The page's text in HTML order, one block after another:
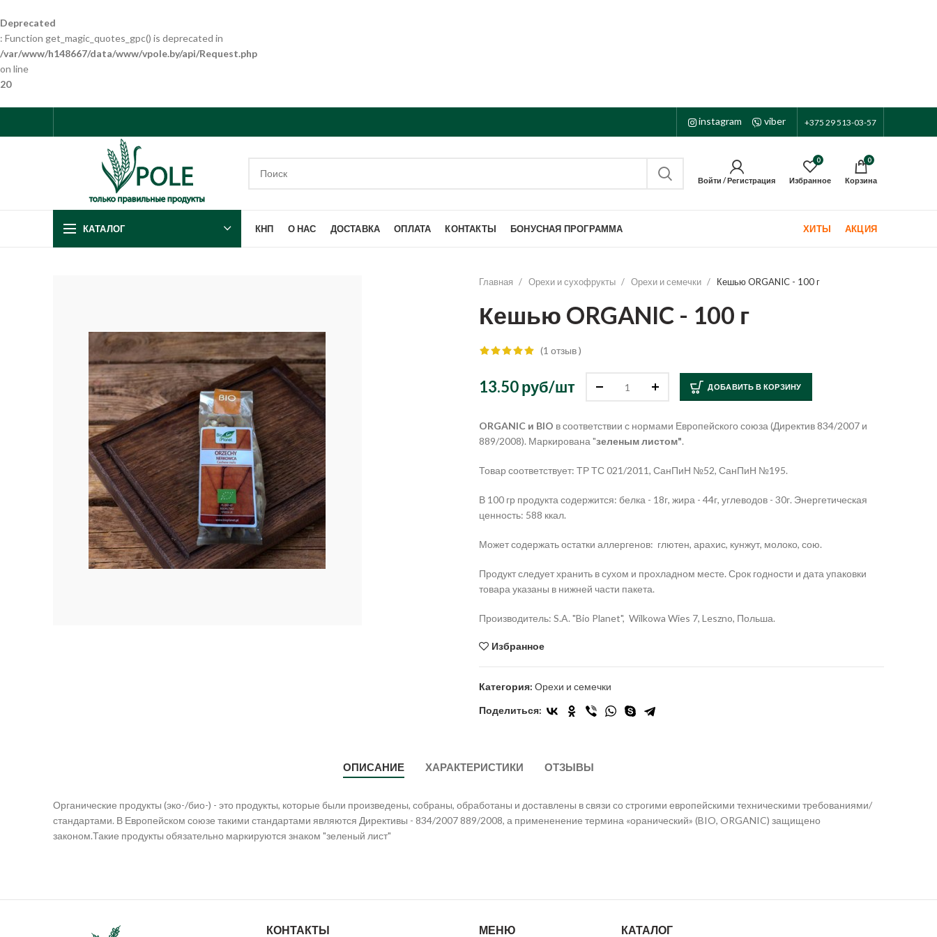
Deprecated
: Function get_magic_quotes_gpc() is deprecated in
/var/www/h148667/data/www/vpole.by/api/Request.php
on line
20
instagram viber +375 29 513-03-57
Войти / Регистрация
0
Избранное
0
Корзина
КАТАЛОГ КНП О НАС ДОСТАВКА ОПЛАТА КОНТАКТЫ БОНУСНАЯ ПРОГРАММА ХИТЫ АКЦИЯ
Главная Орехи и сухофрукты Орехи и семечки Кешью ORGANIC - 100 г
Кешью ORGANIC - 100 г
(1 отзыв )
13.50 руб/шт ДОБАВИТЬ В КОРЗИНУ
ORGANIC и BIO в соответствии с нормами Европейского союза (Директив 834/2007 и
889/2008). Маркирована "зеленым листом".
Товар соответствует: ТР ТС 021/2011, СанПиН №52, СанПиН №195.
В 100 гр продукта содержится: белка - 18г, жира - 44г, углеводов - 30г. Энергетическая
ценность: 588 ккал.
Может содержать остатки аллергенов: глютен, арахис, кунжут, молоко, сою.
Продукт следует хранить в сухом и прохладном месте. Срок годности и дата упаковки
товара указаны в нижней части пакета.
Производитель: S.A. "Bio Planet", Wilkowa Wies 7, Leszno, Польша.
Избранное
Категория: Орехи и семечки
Поделиться:
ОПИСАНИЕ ХАРАКТЕРИСТИКИ ОТЗЫВЫ
Органические продукты (эко-/био-) - это продукты, которые были произведены, собраны, обработаны и доставлены в связи со строгими европейскими техническими требованиями/
стандартами. В Европейском союзе такими стандартами являются Директивы - 834/2007 889/2008, а примененение термина «оранический» (BIO, ORGANIC) защищено
законом.Такие продукты обязательно маркируются знаком "зеленый лист"
КОНТАКТЫ МЕНЮ КАТАЛОГ